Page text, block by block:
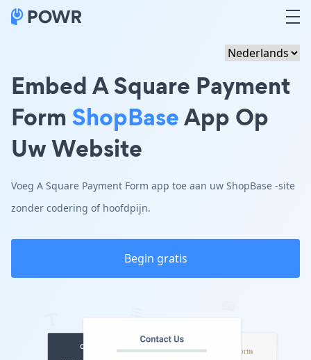
Embed A Square Payment
Form ShopBaseApp Op
Uw Website
Voeg A Square Payment Form app toe aan uw ShopBase -site
zonder codering of hoofdpijn.
Begin gratis